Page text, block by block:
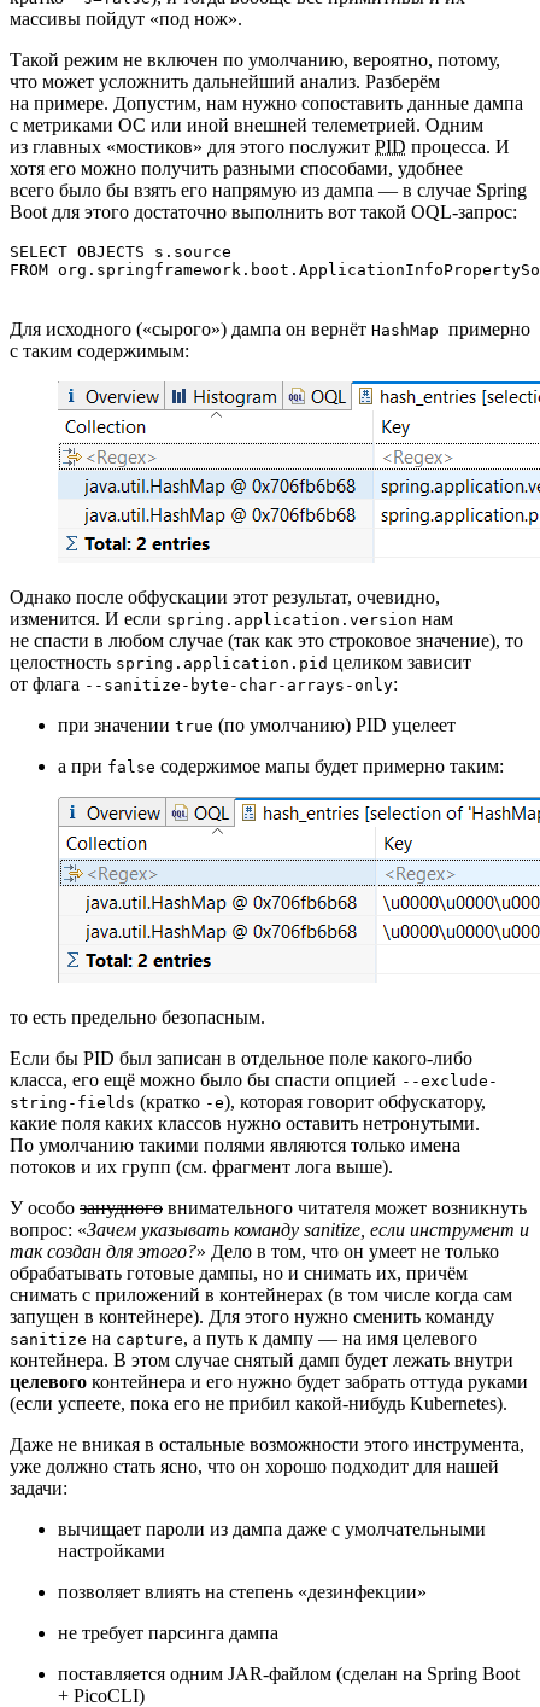
массивы пойдут «под нож».
Такой режим не включен по умолчанию, вероятно, потому,
что может усложнить дальнейший анализ. Разберём
на примере. Допустим, нам нужно сопоставить данные дампа
с метриками ОС или иной внешней телеметрией. Одним
из главных «мостиков» для этого послужит PID процесса. И
хотя его можно получить разными способами, удобнее
всего было бы взять его напрямую из дампа — в случае Spring
Boot для этого достаточно выполнить вот такой OQL‑запрос:
SELECT OBJECTS s.source
FROM
Для исходного («сырого») дампа он вернёт HashMap примерно
с таким содержимым:
Однако после обфускации этот результат, очевидно,
изменится. И если spring.application.version нам
не спасти в любом случае (так как это строковое значение), то
целостность spring.application.pid целиком зависит
от флага --sanitize-byte-char-arrays-only:
при значении true (по умолчанию) PID уцелеет
а при false содержимое мапы будет примерно таким:
то есть предельно безопасным.
Если бы PID был записан в отдельное поле какого‑либо
класса, его ещё можно было бы спасти опцией --exclude-
string-fields (кратко -e), которая говорит обфускатору,
какие поля каких классов нужно оставить нетронутыми.
По умолчанию такими полями являются только имена
потоков и их групп (см. фрагмент лога выше).
У особо занудного внимательного читателя может возникнуть
вопрос: «Зачем указывать команду sanitize, если инструмент и
так создан для этого?» Дело в том, что он умеет не только
обрабатывать готовые дампы, но и снимать их, причём
снимать с приложений в контейнерах (в том числе когда сам
запущен в контейнере). Для этого нужно сменить команду
sanitize на capture, а путь к дампу — на имя целевого
контейнера. В этом случае снятый дамп будет лежать внутри
целевого контейнера и его нужно будет забрать оттуда руками
(если успеете, пока его не прибил какой‑нибудь Kubernetes).
Даже не вникая в остальные возможности этого инструмента,
уже должно стать ясно, что он хорошо подходит для нашей
задачи:
вычищает пароли из дампа даже с умолчательными
настройками
позволяет влиять на степень «дезинфекции»
не требует парсинга дампа
поставляется одним JAR‑файлом (сделан на Spring Boot
+ PicoCLI)